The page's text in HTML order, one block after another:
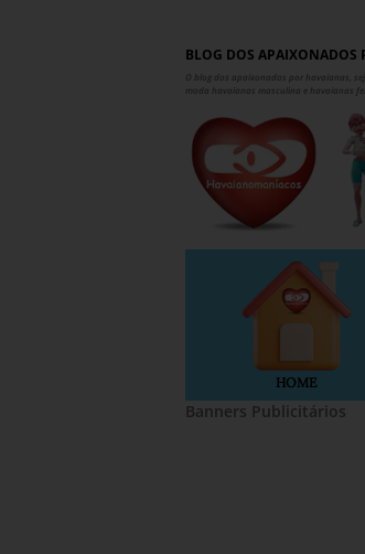
BLOG DOS
O blog dos apaixonados por havaianas,
moda havaianas masculina e havaianas
HOME
Banners Publicitários